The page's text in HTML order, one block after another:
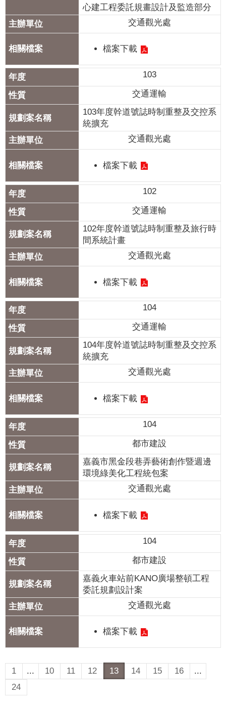
心建工程委託規畫設計及監造部分
交通觀光處
檔案下載
103
交通運輸
103年度幹道號誌時制重整及交控系
統擴充
交通觀光處
檔案下載
102
交通運輸
102年度幹道號誌時制重整及旅行時
間系統計畫
交通觀光處
檔案下載
104
交通運輸
104年度幹道號誌時制重整及交控系
統擴充
交通觀光處
檔案下載
104
都市建設
嘉義市黑金段巷弄藝術創作暨週邊
環境綠美化工程統包案
交通觀光處
檔案下載
104
都市建設
嘉義火車站前KANO廣場整頓工程
委託規劃設計案
交通觀光處
檔案下載
1 ... 10 11 12 13 14 15 16
...
24